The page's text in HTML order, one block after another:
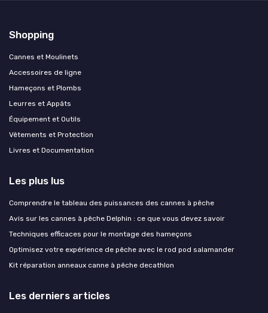
Shopping
Cannes et Moulinets
Accessoires de ligne
Hameçons et Plombs
Leurres et Appâts
Équipement et Outils
Vêtements et Protection
Livres et Documentation
Les plus lus
Comprendre le tableau des puissances des cannes à pêche
Avis sur les cannes à pêche Delphin : ce que vous devez savoir
Techniques efficaces pour le montage des hameçons
Optimisez votre expérience de pêche avec le rod pod salamander
Kit réparation anneaux canne à pêche decathlon
Les derniers articles